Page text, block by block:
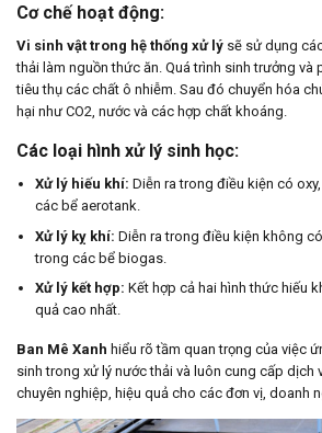
Cơ chế hoạt động:
Vi sinh vật trong hệ thống xử lý sẽ sử dụng
thải làm nguồn thức ăn. Quá trình sinh trưởng và
tiêu thụ các chất ô nhiễm. Sau đó chuyển hóa
hại như CO2, nước và các hợp chất khoáng.
Các loại hình xử lý sinh học:
Xử lý hiếu khí: Diễn ra trong điều kiện có
các bể aerotank.
Xử lý kỵ khí: Diễn ra trong điều kiện không
trong các bể biogas.
Xử lý kết hợp: Kết hợp cả hai hình thức hiếu
quả cao nhất.
Ban Mê Xanh hiểu rõ tầm quan trọng của việc
sinh trong xử lý nước thải và luôn cung cấp dịch
chuyên nghiệp, hiệu quả cho các đơn vị, doanh